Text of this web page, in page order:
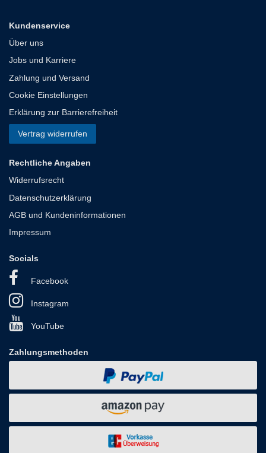
Kundenservice
Über uns
Jobs und Karriere
Zahlung und Versand
Cookie Einstellungen
Erklärung zur Barrierefreiheit
Vertrag widerrufen
Rechtliche Angaben
Widerrufsrecht
Datenschutzerklärung
AGB und Kundeninformationen
Impressum
Socials
Facebook
Instagram
YouTube
Zahlungsmethoden